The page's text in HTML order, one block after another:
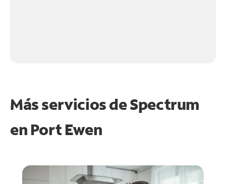
Más servicios de Spectrum
en Port Ewen